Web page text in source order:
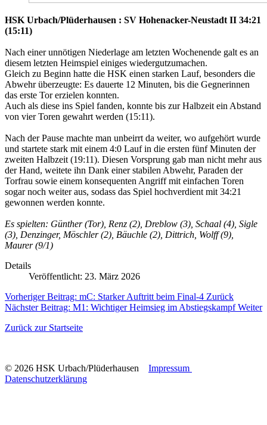
HSK Urbach/Plüderhausen : SV Hohenacker-Neustadt II 34:21
(15:11)
Nach einer unnötigen Niederlage am letzten Wochenende galt es an
diesem letzten Heimspiel einiges wiedergutzumachen.
Gleich zu Beginn hatte die HSK einen starken Lauf, besonders die
Abwehr überzeugte: Es dauerte 12 Minuten, bis die Gegnerinnen
das erste Tor erzielen konnten.
Auch als diese ins Spiel fanden, konnte bis zur Halbzeit ein Abstand
von vier Toren gewahrt werden (15:11).
Nach der Pause machte man unbeirrt da weiter, wo aufgehört wurde
und startete stark mit einem 4:0 Lauf in die ersten fünf Minuten der
zweiten Halbzeit (19:11). Diesen Vorsprung gab man nicht mehr aus
der Hand, weitete ihn Dank einer stabilen Abwehr, Paraden der
Torfrau sowie einem konsequenten Angriff mit einfachen Toren
sogar noch weiter aus, sodass das Spiel hochverdient mit 34:21
gewonnen werden konnte.
Es spielten: Günther (Tor), Renz (2), Dreblow (3), Schaal (4), Sigle
(3), Denzinger, Möschler (2), Bäuchle (2), Dittrich, Wolff (9),
Maurer (9/1)
Details
Veröffentlicht: 23. März 2026
Vorheriger Beitrag: mC: Starker Auftritt beim Final-4 Zurück
Nächster Beitrag: M1: Wichtiger Heimsieg im AbstiegskampfWeiter
Zurück zur Startseite
© 2026 HSK Urbach/Plüderhausen Impressum
Datenschutzerklärung